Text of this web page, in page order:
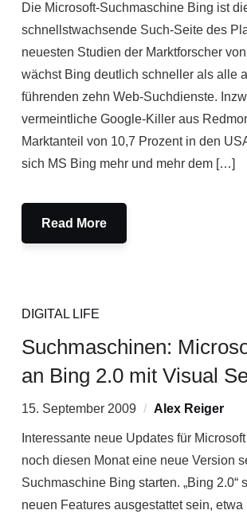
Die Microsoft-Suchmaschine Bing ist
schnellstwachsende Such-Seite des
neuesten Studien der Marktforscher
wächst Bing deutlich schneller als alle
führenden zehn Web-Suchdienste.
vermeintliche Google-Killer aus
Marktanteil von 10,7 Prozent in den
sich MS Bing mehr und mehr dem […]
Read More
DIGITAL LIFE
Suchmaschinen:
an Bing 2.0 mit Visual
15. September 2009 Alex Reiger
Interessante neue Updates für Microsoft
noch diesen Monat eine neue Version
Suchmaschine Bing starten. „Bing 2.0“
neuen Features ausgestattet sein, etwa